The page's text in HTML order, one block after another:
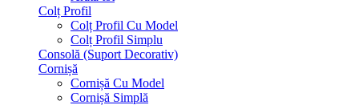
Colț Profil
Colț Profil Cu Model
Colț Profil Simplu
Consolă (Suport Decorativ)
Cornișă
Cornișă Cu Model
Cornișă Simplă